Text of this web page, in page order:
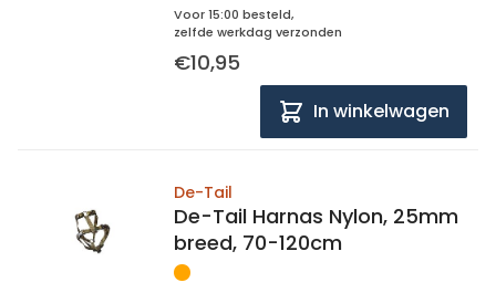
Voor 15:00 besteld,
zelfde werkdag verzonden
€10,95
In winkelwagen
De-Tail
De-Tail Harnas Nylon, 25mm
breed, 70-120cm